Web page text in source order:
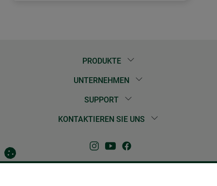
PRODUKTE
UNTERNEHMEN
SUPPORT
KONTAKTIEREN SIE UNS